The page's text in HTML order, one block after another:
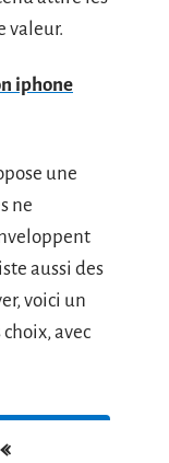
valeur.
iphone
une
ne
aussi des
voici un
avec